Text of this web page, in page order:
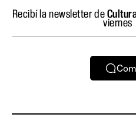
Recibí la newsletter de
viernes